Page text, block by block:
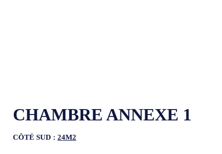
CHAMBRE ANNEXE 1
CÔTÉ SUD : 24M2